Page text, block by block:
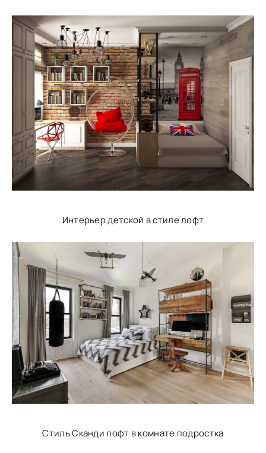
Интерьер детской в стиле лофт
Стиль Сканди лофт в комнате подростка